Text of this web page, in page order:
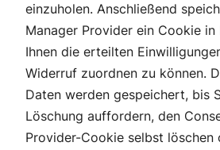
einzuholen. Anschließend
Manager Provider ein Cookie in
Ihnen die erteilten
Widerruf zuordnen zu können.
Daten werden gespeichert, bis
Löschung auffordern, den
Provider-Cookie selbst löschen